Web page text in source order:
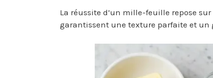
La réussite d’un mille-feuille repose
garantissent une texture parfaite et un